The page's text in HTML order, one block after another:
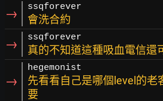
→ ssqforever
會洗合約
→ ssqforever
真的不知道這種吸血電信還
→
hegemonist
先看看自己是哪個level的老
要